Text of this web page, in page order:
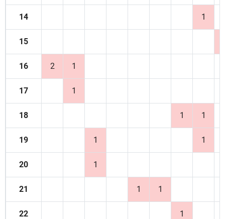
14 1
15
16 2 1
17 1
18 1 1
19 1 1
20 1
21 1 1
22 1